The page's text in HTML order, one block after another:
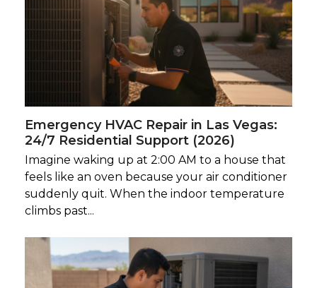
Emergency HVAC Repair in Las Vegas:
24/7 Residential Support (2026)
Imagine waking up at 2:00 AM to a house that
feels like an oven because your air conditioner
suddenly quit. When the indoor temperature
climbs past...